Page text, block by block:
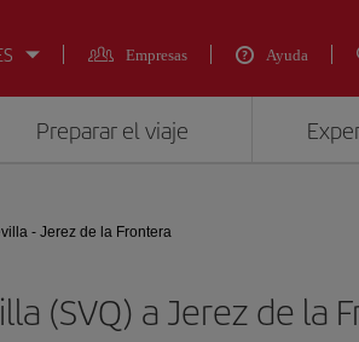
Empresas Ayuda
Preparar el viaje
- Jerez de la Frontera
(SVQ) a Jerez de la